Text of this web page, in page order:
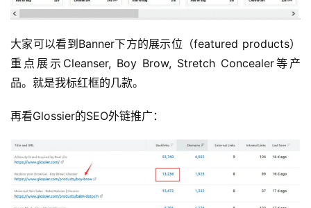
大家可以看到Banner下方的展示位（featured products）
重点展示Cleanser, Boy Brow, Stretch Concealer等产
品。就是我标红框的几款。
再看Glossier的SEO外链推广：